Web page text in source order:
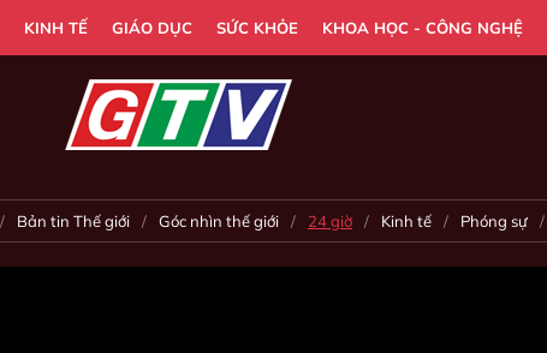
KINH TẾ GIÁO DỤC SỨC KHỎE KHOA HỌC - CÔNG NGHỆ
Bản tin Thế giới Góc nhìn thế giới 24 giờ Kinh tế Phóng sự